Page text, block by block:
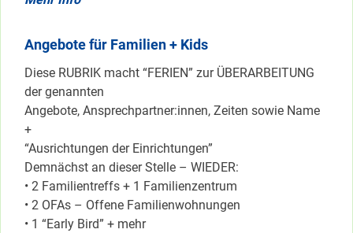
Angebote für Familien + Kids
Diese RUBRIK macht “FERIEN” zur ÜBERARBEITUNG
der genannten
Angebote, Ansprechpartner:innen, Zeiten sowie Name
+
“Ausrichtungen der Einrichtungen”
Demnächst an dieser Stelle – WIEDER:
• 2 Familientreffs + 1 Familienzentrum
• 2 OFAs – Offene Familienwohnungen
• 1 “Early Bird” + mehr